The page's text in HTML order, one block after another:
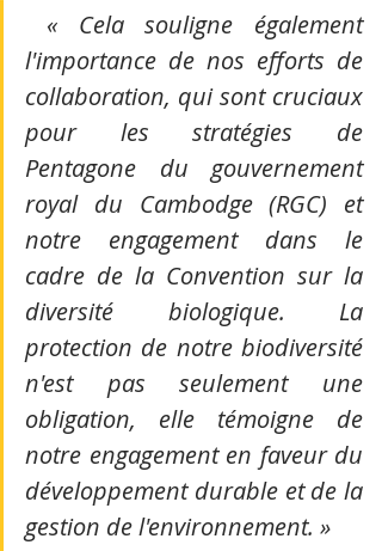
l'importance de nos efforts de
collaboration, qui sont cruciaux
pour les stratégies de
Pentagone du gouvernement
royal du Cambodge (RGC) et
notre engagement dans le
cadre de la Convention sur la
diversité biologique.
La
protection de notre biodiversité
n'est pas seulement une
obligation, elle témoigne de
notre engagement en faveur du
développement durable et de la
gestion de l'environnement. »